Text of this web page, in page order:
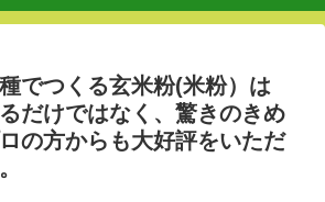
でつくる玄米粉(米粉）は
だけではなく、驚きのきめ
の方からも大好評をいただ